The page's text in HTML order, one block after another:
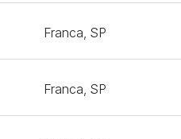
Franca, SP
Franca, SP